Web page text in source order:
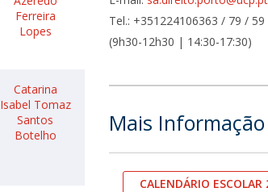
Ofertas de Emprego
Ferreira
Lopes
Catarina
Isabel Tomaz
Santos
Botelho
Tel.: +351224106363 / 79 /
(9h30-12h30 | 14:30-17:30)
Mais Informação
CALENDÁRIO